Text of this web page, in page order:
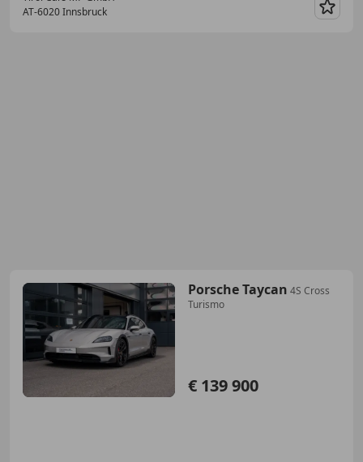
AT-6020 Innsbruck
Porsche Taycan 4S Cross
Turismo
€ 139 900